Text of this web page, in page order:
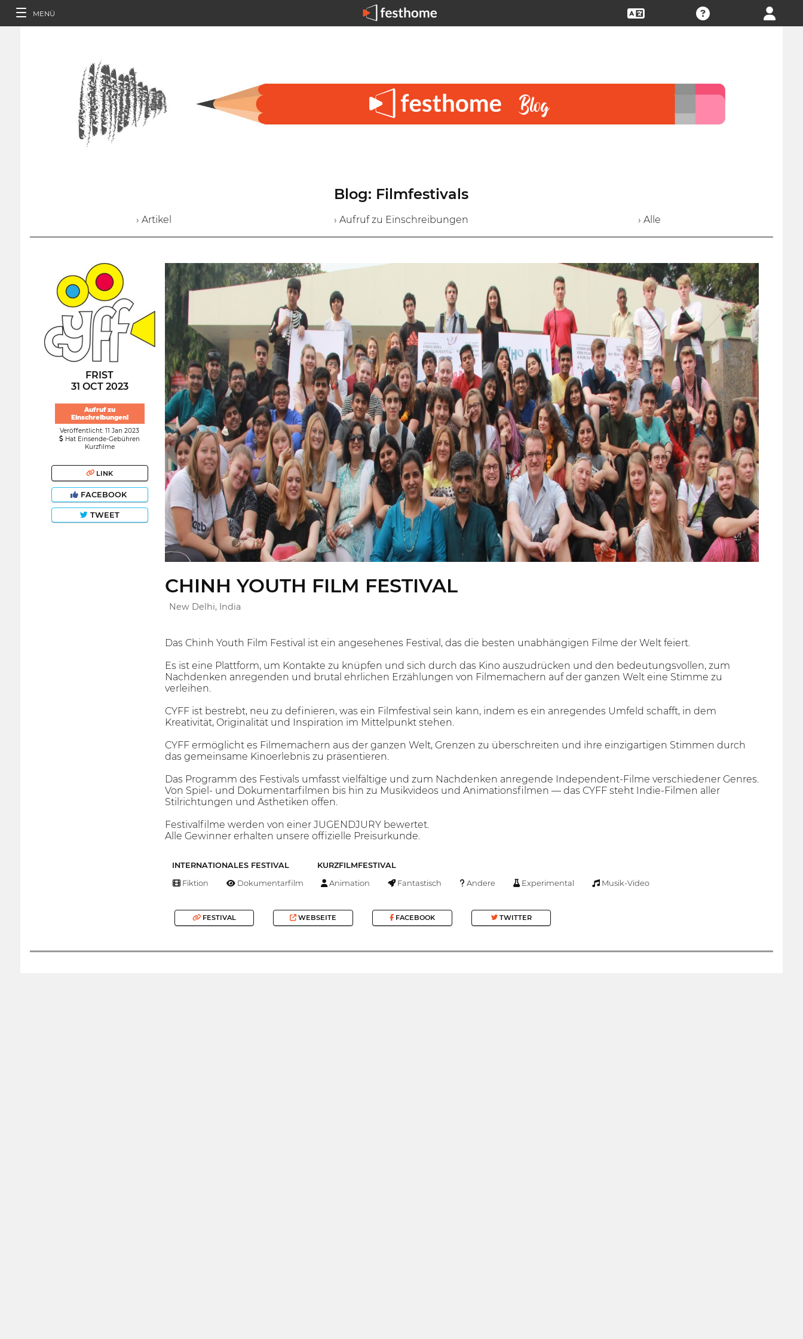
MENÜ
Blog: Filmfestivals
› Artikel › Aufruf zu Einschreibungen › Alle
FRIST
31 OCT 2023
Aufruf zu
Einschreibungen!
Veröffentlicht: 11 Jan 2023
Hat Einsende-Gebühren
Kurzfilme
LINK
FACEBOOK
TWEET
CHINH YOUTH FILM FESTIVAL
New Delhi, India
Das Chinh Youth Film Festival ist ein angesehenes Festival, das die besten unabhängigen Filme der Welt feiert.
Es ist eine Plattform, um Kontakte zu knüpfen und sich durch das Kino auszudrücken und den bedeutungsvollen, zum
Nachdenken anregenden und brutal ehrlichen Erzählungen von Filmemachern auf der ganzen Welt eine Stimme zu
verleihen.
CYFF ist bestrebt, neu zu definieren, was ein Filmfestival sein kann, indem es ein anregendes Umfeld schafft, in dem
Kreativität, Originalität und Inspiration im Mittelpunkt stehen.
CYFF ermöglicht es Filmemachern aus der ganzen Welt, Grenzen zu überschreiten und ihre einzigartigen Stimmen durch
das gemeinsame Kinoerlebnis zu präsentieren.
Das Programm des Festivals umfasst vielfältige und zum Nachdenken anregende Independent-Filme verschiedener Genres.
Von Spiel- und Dokumentarfilmen bis hin zu Musikvideos und Animationsfilmen — das CYFF steht Indie-Filmen aller
Stilrichtungen und Ästhetiken offen.
Festivalfilme werden von einer JUGENDJURY bewertet.
Alle Gewinner erhalten unsere offizielle Preisurkunde.
INTERNATIONALES FESTIVAL KURZFILMFESTIVAL
Fiktion Dokumentarfilm Animation Fantastisch Andere Experimental Musik-Video
FESTIVAL WEBSEITE FACEBOOK TWITTER